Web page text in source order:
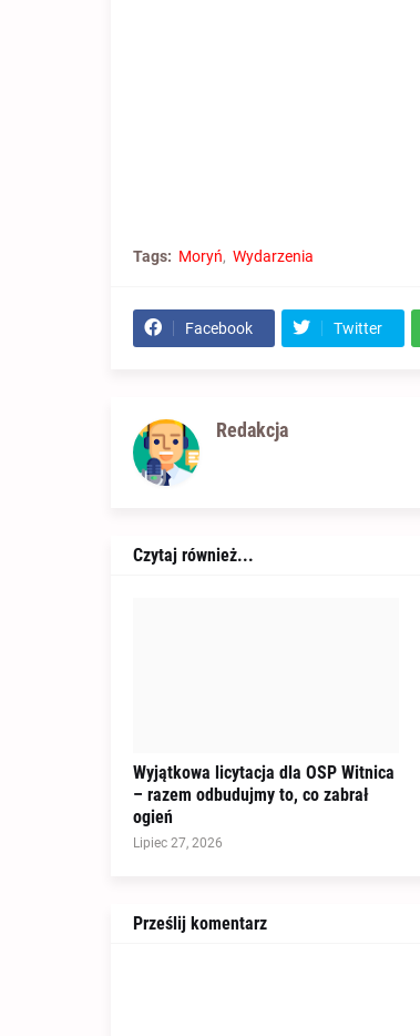
Tags: Moryń Wydarzenia
Facebook Twitter
Redakcja
Czytaj również...
Wyjątkowa licytacja dla OSP Witnica
– razem odbudujmy to, co zabrał
ogień
Lipiec 27, 2026
Prześlij komentarz